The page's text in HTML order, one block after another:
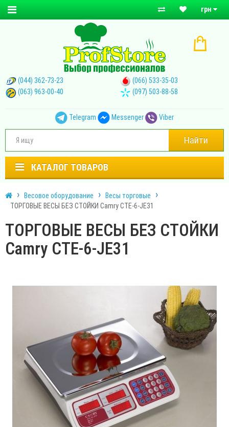
грн
(044) 362-73-23
(066) 533-35-03
(063) 963-00-40
(097) 503-88-58
Telegram Messenger Viber
Найти
КАТАЛОГ ТОВАРОВ
Весовое оборудование
Весы торговые
ТОРГОВЫЕ ВЕСЫ БЕЗ СТОЙКИ Camry CTE-6-JE31
ТОРГОВЫЕ ВЕСЫ БЕЗ СТОЙКИ
Camry CTE-6-JE31